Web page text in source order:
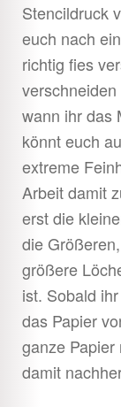
Stencildruck
euch nach
richtig fies
wann ihr das
könnt euch
extreme
Arbeit damit
erst die
die
größere
ist. Sobald
das Papier
ganze
damit